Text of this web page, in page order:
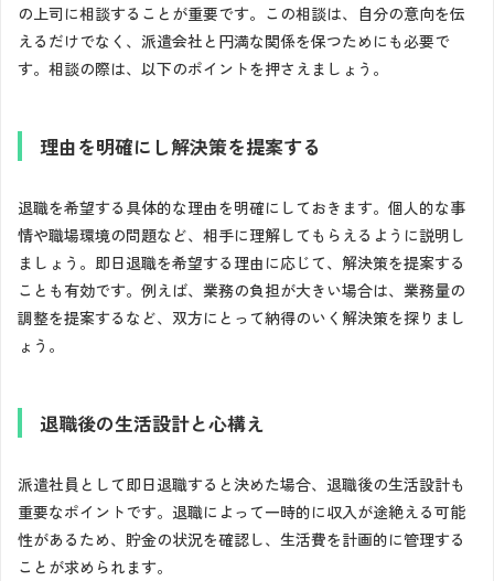
の上司に相談することが重要です。この相談は、自分の意向を伝
えるだけでなく、派遣会社と円満な関係を保つためにも必要で
す。相談の際は、以下のポイントを押さえましょう。
理由を明確に し解決策を提案する
退職を希望する具体的な理由を明確にしておきます。個人的な事
情や職場環境の問題など、相手に理解してもらえるように説明し
ましょう。即日退職を希望する理由に応じて、解決策を提案する
ことも有効です。例えば、業務の負担が大きい場合は、業務量の
調整を提案するなど、双方にとって納得のいく解決策を探りまし
ょう。
退職後の生活設計と心構え
派遣社員として即日退職すると決めた場合、退職後の生活設計も
重要なポイントです。退職によって一時的に収入が途絶える可能
性があるため、貯金の状況を確認し、生活費を計画的に管理する
ことが求められます。